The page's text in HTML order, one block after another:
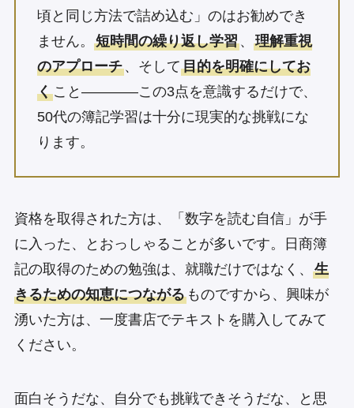
頃と同じ方法で詰め込む」のはお勧めでき
ません。 短時間の繰り返し学習、 理解重視
のアプローチ、そして目的を明確にしてお
くこと————この3点を意識するだけで、
50代の簿記学習は十分に現実的な挑戦にな
ります。
資格を取得された方は、「数字を読む自信」が手
に入った、とおっしゃることが多いです。日商簿
記の取得のための勉強は、就職だけではなく、 生
きるための知恵につながるものですから、興味が
湧いた方は、一度書店でテキストを購入してみて
ください。
面白そうだな、自分でも挑戦できそうだな、と思